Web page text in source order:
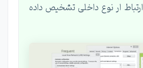
ار نوع داخلی تشخیص داده